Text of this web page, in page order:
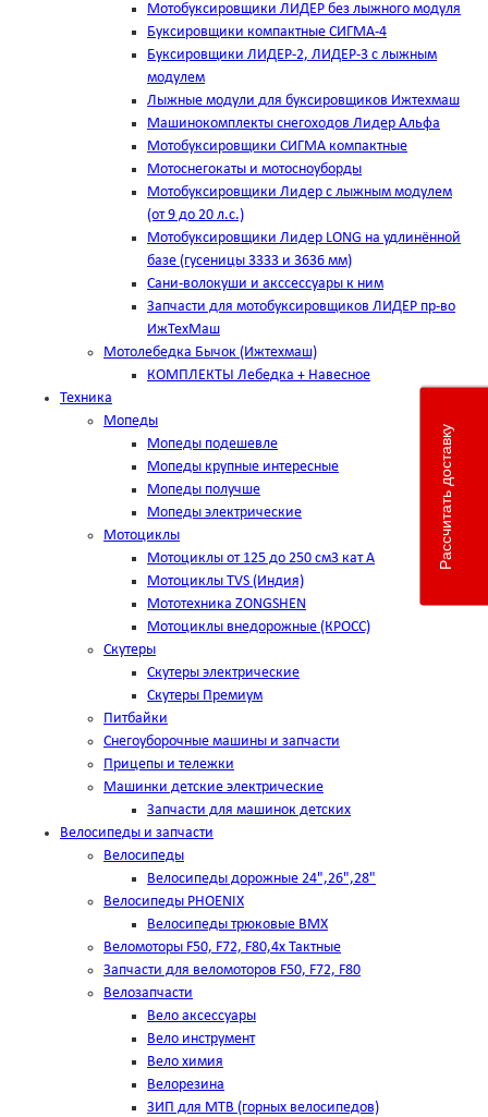
Мотобуксировщики ЛИДЕР без лыжного модуля
Буксировщики компактные СИГМА-4
Буксировщики ЛИДЕР-2, ЛИДЕР-3 c лыжным
модулем
Лыжные модули для буксировщиков Ижтехмаш
Машинокомплекты снегоходов Лидер Альфа
Мотобуксировщики СИГМА компактные
Мотоснегокаты и мотосноуборды
Мотобуксировщики Лидер с лыжным модулем
(от 9 до 20 л.с.)
Мотобуксировщики Лидер LONG на удлинённой
базе (гусеницы 3333 и 3636 мм)
Сани-волокуши и акссессуары к ним
Запчасти для мотобуксировщиков ЛИДЕР пр-во
ИжТехМаш
Мотолебедка Бычок (Ижтехмаш)
КОМПЛЕКТЫ Лебедка + Навесное
Техника
Мопеды
Мопеды подешевле
Мопеды крупные интересные
Мопеды получше
Мопеды электрические
Мотоциклы
Мотоциклы от 125 до 250 см3 кат А
Мотоциклы TVS (Индия)
Мототехника ZONGSHEN
Мотоциклы внедорожные (КРОСС)
Скутеры
Скутеры электрические
Скутеры Премиум
Питбайки
Снегоуборочные машины и запчасти
Прицепы и тележки
Машинки детские электрические
Запчасти для машинок детских
Велосипеды и запчасти
Велосипеды
Велосипеды дорожные 24",26",28"
Велосипеды PHOENIX
Велосипеды трюковые BMX
Веломоторы F50, F72, F80,4х Тактные
Запчасти для веломоторов F50, F72, F80
Велозапчасти
Вело аксессуары
Вело инструмент
Вело химия
Велорезина
ЗИП для MTB (горных велосипедов)
Рассчитать доставку